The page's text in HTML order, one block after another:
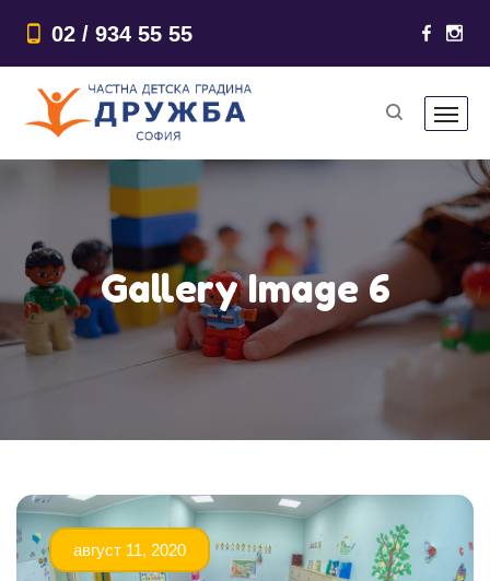
02 / 934 55 55
Gallery Image 6
август 11, 2020